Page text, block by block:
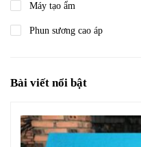
Máy tạo ẩm
Phun sương cao áp
Bài viết nổi bật